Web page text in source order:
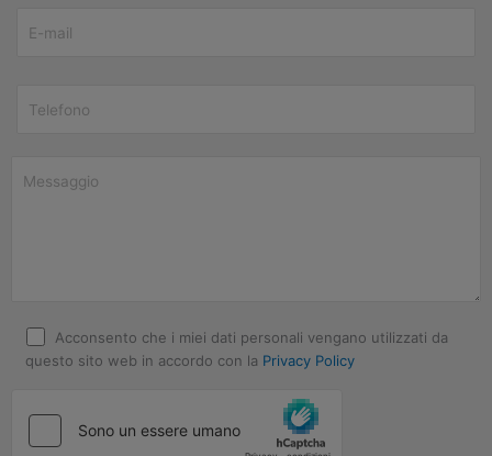
Acconsento che i miei dati personali vengano utilizzati da
questo sito web in accordo con la Privacy Policy